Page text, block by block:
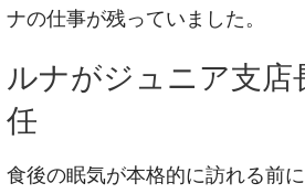
ナの仕事が残っていました。
ルナがジュニア支店
任
食後の眠気が本格的に訪れる前